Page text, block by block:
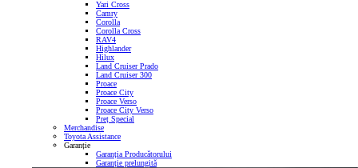
Yari Cross
Camry
Corolla
Corolla Cross
RAV4
Highlander
Hilux
Land Cruiser Prado
Land Cruiser 300
Proace
Proace City
Proace Verso
Proace City Verso
Preț Special
Merchandise
Toyota Assistance
Garanție
Garanția Producătorului
Garanție prelungită